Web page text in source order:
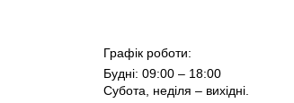
Графік роботи:
Будні: 09:00 – 18:00
Субота, неділя – вихідні.